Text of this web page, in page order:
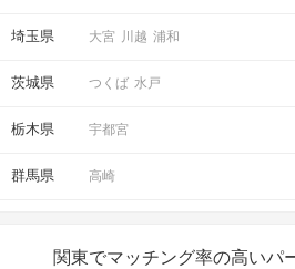
埼玉県 大宮 川越 浦和
茨城県 つくば 水戸
栃木県 宇都宮
群馬県 高崎
関東でマッチング率の高いパ